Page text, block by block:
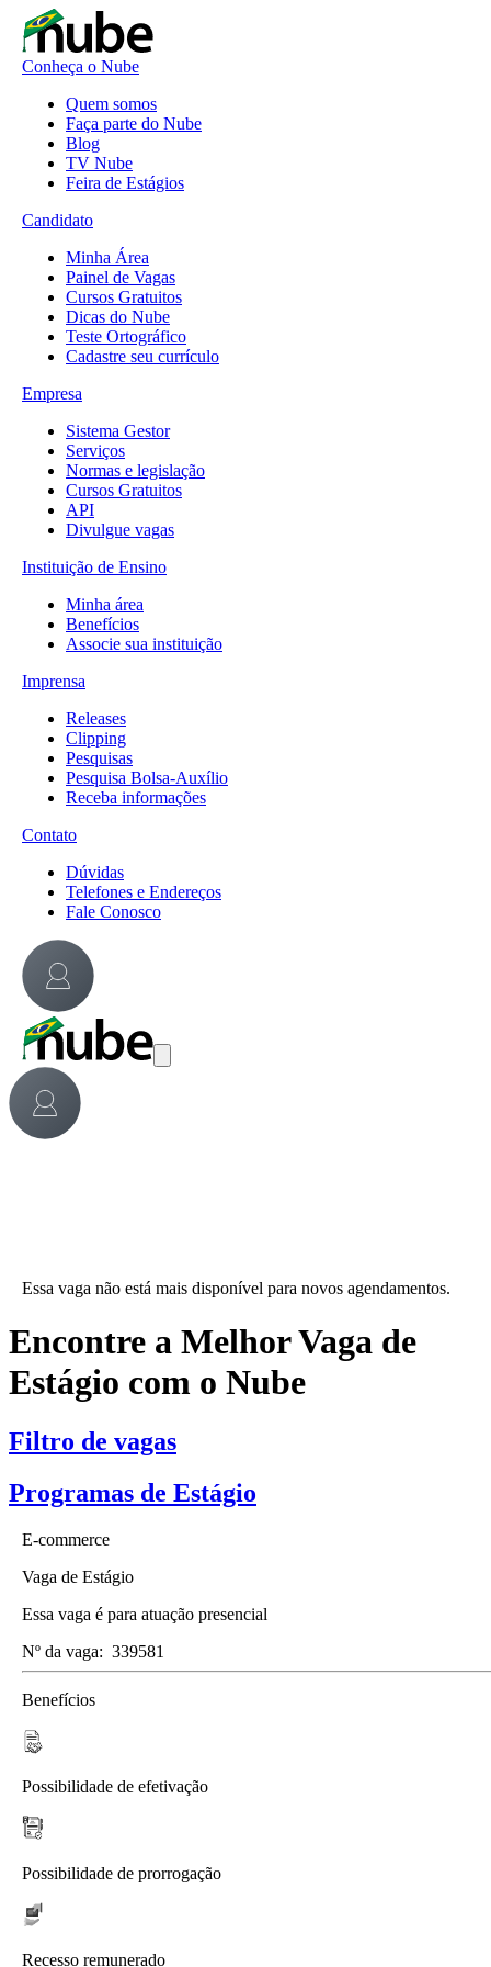
Conheça o Nube
Quem somos
Faça parte do Nube
Blog
TV Nube
Feira de Estágios
Candidato
Minha Área
Painel de Vagas
Cursos Gratuitos
Dicas do Nube
Teste Ortográfico
Cadastre seu currículo
Empresa
Sistema Gestor
Serviços
Normas e legislação
Cursos Gratuitos
API
Divulgue vagas
Instituição de Ensino
Minha área
Benefícios
Associe sua instituição
Imprensa
Releases
Clipping
Pesquisas
Pesquisa Bolsa-Auxílio
Receba informações
Contato
Dúvidas
Telefones e Endereços
Fale Conosco
Essa vaga não está mais disponível para novos agendamentos.
Encontre a Melhor Vaga de
Estágio com o Nube
Filtro de vagas
Programas de Estágio
E-commerce
Vaga de Estágio
Essa vaga é para atuação presencial
Nº da vaga: 339581
Benefícios
Possibilidade de efetivação
Possibilidade de prorrogação
Recesso remunerado